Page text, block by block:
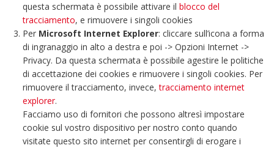
questa schermata è possibile attivare ilblocco del
tracciamento, e rimuovere i singoli cookies
Per Microsoft Internet Explorer: cliccare sull’icona a forma
di ingranaggio in alto a destra e poi -> Opzioni Internet ->
Privacy. Da questa schermata è possibile agestire le politiche
di accettazione dei cookies e rimuovere i singoli cookies. Per
rimuovere il tracciamento, invece,tracciamento internet
explorer.
Facciamo uso di fornitori che possono altresì impostare
cookie sul vostro dispositivo per nostro conto quando
visitate questo sito internet per consentirgli di erogare i